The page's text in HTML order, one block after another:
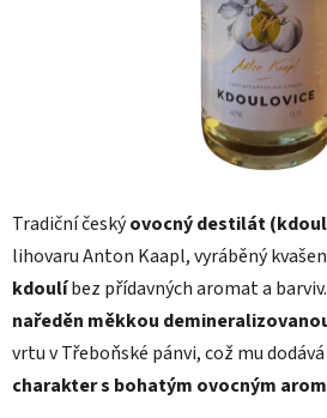
Tradiční českýovocný destilát
lihovaru Anton Kaapl, vyráběný
kdoulíbez přídavných aromat a
naředěn měkkou
vrtu v Třeboňské pánvi, což mu dodává
charakter s bohatým ovocným